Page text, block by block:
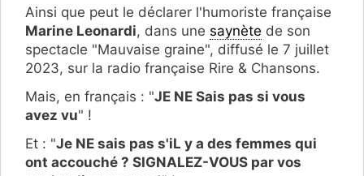
Ainsi que peut le déclarer l'humoriste française
Marine Leonardi, dans une saynète de son
spectacle "Mauvaise graine", diffusé le 7 juillet
2023, sur la radio française Rire & Chansons.
Mais, en français : "JE NE Sais pas si vous
avez vu" !
Et : "Je NE sais pas s'iL y a des femmes qui
ont accouché ? SIGNALEZ-VOUS par vos